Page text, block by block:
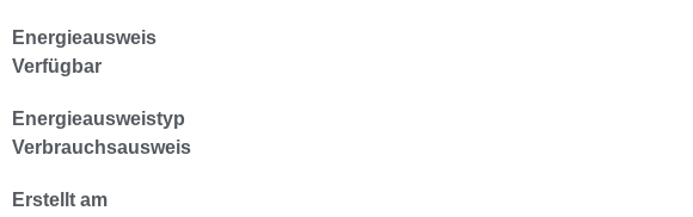
Energieausweis
Verfügbar
Energie­ausweistyp
Verbrauchsausweis
Erstellt am